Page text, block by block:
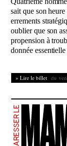
sait que son heure
errements
oublier que son
propension à
donnée
» Lire le billet du